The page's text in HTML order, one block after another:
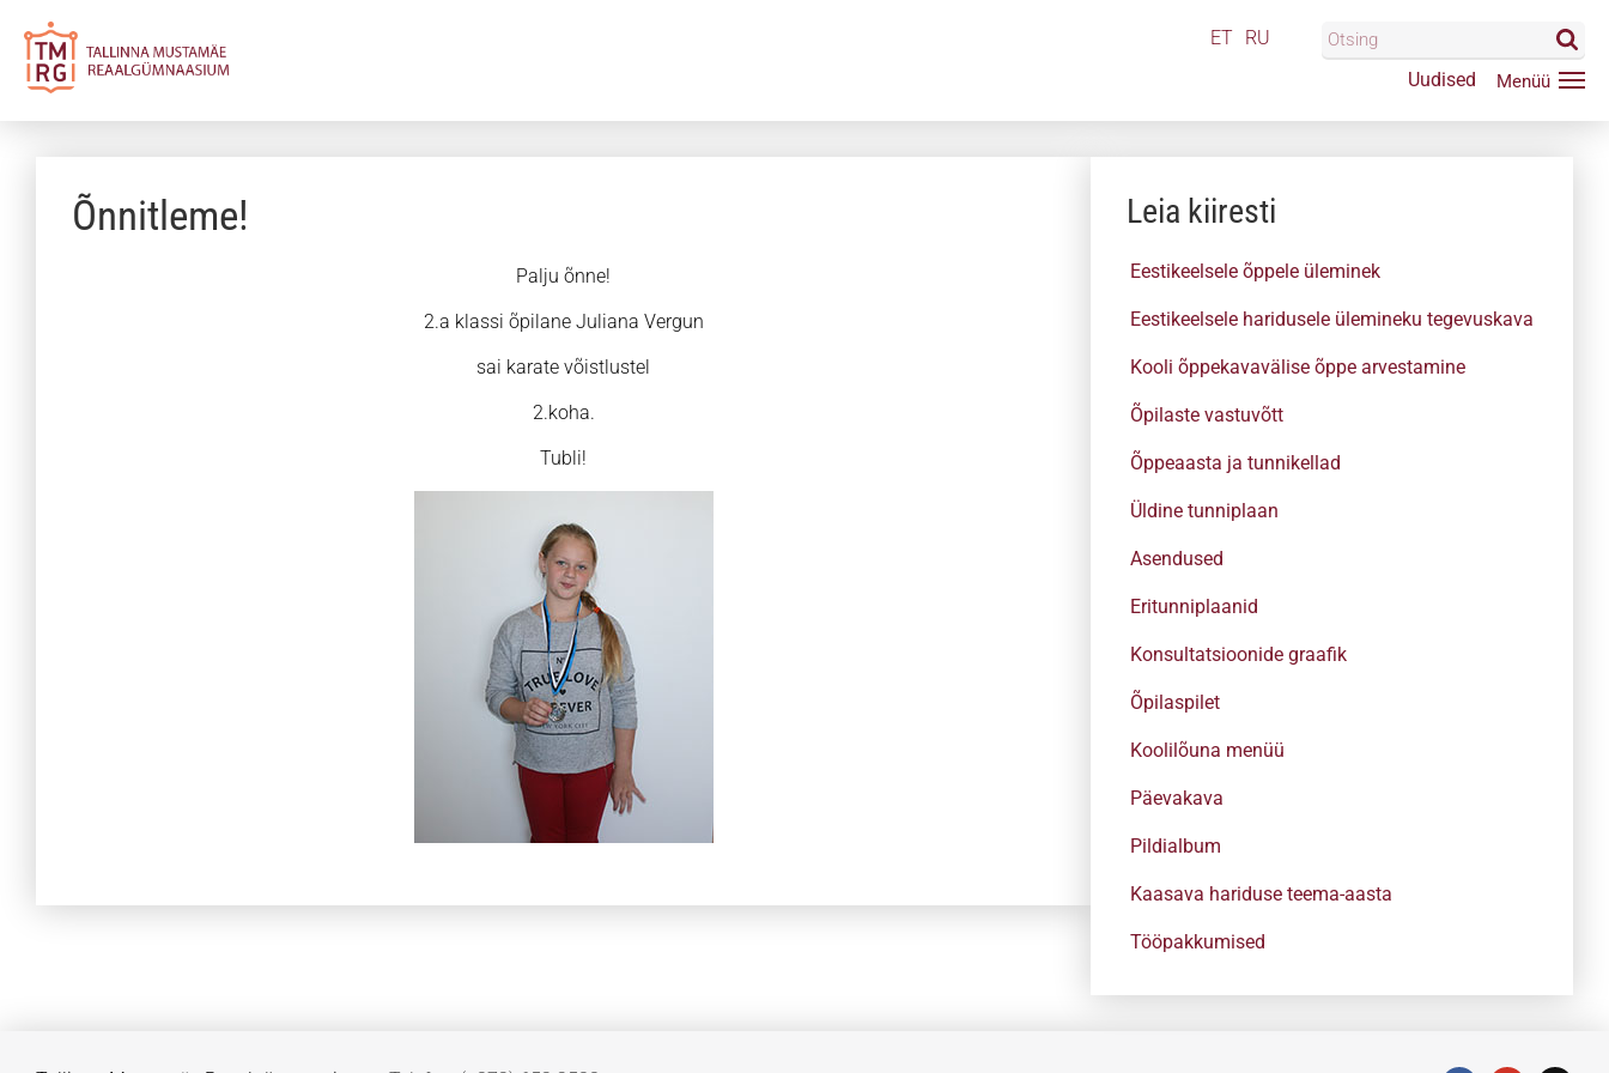
ET RU
Uudised
Õnnitleme!
Palju õnne!
2.a klassi õpilane Juliana Vergun
sai karate võistlustel
2.koha.
Tubli!
Leia kiiresti
Eestikeelsele õppele üleminek
Eestikeelsele haridusele ülemineku tegevuskava
Kooli õppekavavälise õppe arvestamine
Õpilaste vastuvõtt
Õppeaasta ja tunnikellad
Üldine tunniplaan
Asendused
Eritunniplaanid
Konsultatsioonide graafik
Õpilaspilet
Koolilõuna menüü
Päevakava
Pildialbum
Kaasava hariduse teema-aasta
Tööpakkumised